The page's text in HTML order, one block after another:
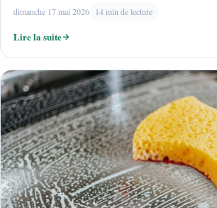
dimanche 17 mai 2026 14 min de lecture
Lire la suite